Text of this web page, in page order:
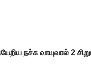
நச்சு வாயுவால் 2